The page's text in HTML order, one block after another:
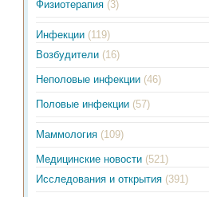
Физиотерапия (3)
Инфекции (119)
Возбудители (16)
Неполовые инфекции (46)
Половые инфекции (57)
Маммология (109)
Медицинские новости (521)
Исследования и открытия (391)